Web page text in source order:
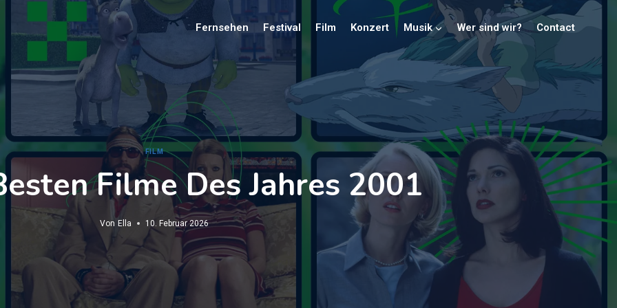
Fernsehen Festival Film Konzert Musik Wer sind wir? Contact
FILM
Filme Des Jahres 2001
Von Ella 10. Februar 2026